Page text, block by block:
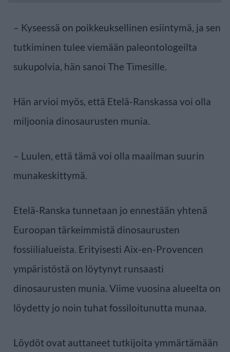
– Kyseessä on poikkeuksellinen esiintymä, ja sen
tutkiminen tulee viemään paleontologeilta
sukupolvia, hän sanoi The Timesille.
Hän arvioi myös, että Etelä-Ranskassa voi olla
miljoonia dinosaurusten munia.
– Luulen, että tämä voi olla maailman suurin
munakeskittymä.
Etelä-Ranska tunnetaan jo ennestään yhtenä
Euroopan tärkeimmistä dinosaurusten
fossiilialueista. Erityisesti Aix-en-Provencen
ympäristöstä on löytynyt runsaasti
dinosaurusten munia. Viime vuosina alueelta on
löydetty jo noin tuhat fossiloitunutta munaa.
Löydöt ovat auttaneet tutkijoita ymmärtämään